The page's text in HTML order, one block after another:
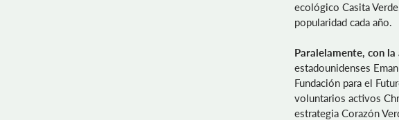
ecológico Casita
popularidad cada año.
Paralelamente, con la
estadounidenses
Fundación para el
voluntarios activos
estrategia Corazón